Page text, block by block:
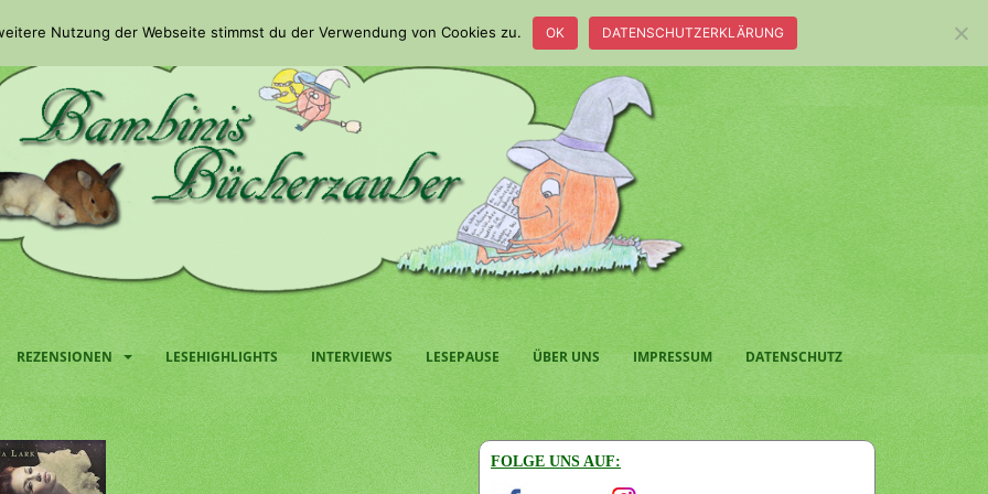
REZENSIONEN LESEHIGHLIGHTS INTERVIEWS LESEPAUSE ÜBER UNS IMPRESSUM DATENSCHUTZ
FOLGE UNS AUF:
Nutzung der Webseite stimmst du der Verwendung von Cookies zu. OK DATENSCHUTZERKLÄRUNG